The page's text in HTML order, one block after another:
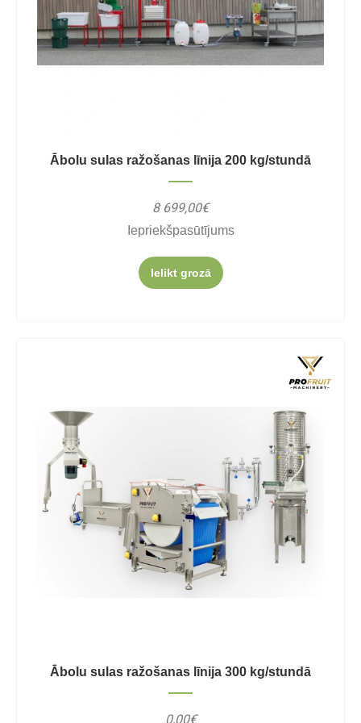
Ābolu sulas ražošanas līnija 200 kg/stundā
8 699,00€
Iepriekšpasūtījums
Ielikt grozā
Ābolu sulas ražošanas līnija 300 kg/stundā
0,00€